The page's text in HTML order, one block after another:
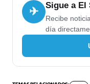
✈ Sigue a El
Recibe
día